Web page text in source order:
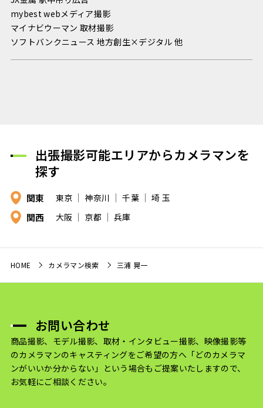
mybest webメディア撮影
マイナビウーマン 取材撮影
ソフトバンクニュース 地方創生×デジタル 他
出張撮影可能エリアからカメラマンを
探す
関東 東京 神奈川 千葉 埼 玉
関西 大阪 京都 兵庫
HOME カメラマン検索 三浦 晃一
お問い合わせ
商品撮影、モデル撮影、取材・インタビュー撮影、映像撮影等
のカメラマンのキャスティングをご希望の方へ 「どのカメラマ
ンがいいか分からない」という場合もご提案いたしますので、
お気軽にご相談ください。